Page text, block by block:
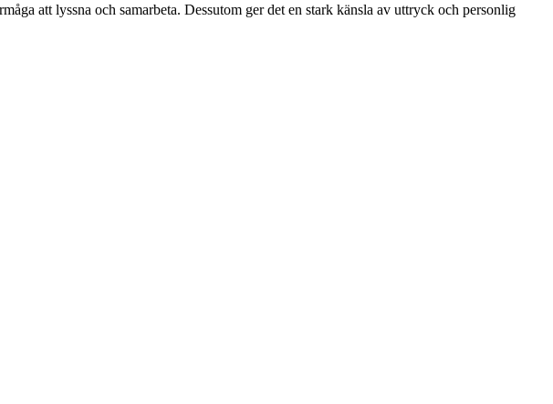
att lyssna och samarbeta. Dessutom ger det en stark känsla av uttryck och personlig